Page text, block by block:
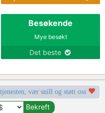
Besøkende
Mye besøkt
Det beste
vær snill og støtt oss